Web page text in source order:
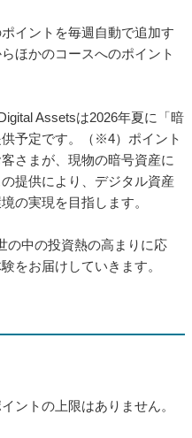
イントを毎週自動で追加す
ほかのコースへのポイント
Assetsは2026年夏に「暗
予定です。（※4）ポイント
さまが、現物の暗号資産に
提供により、デジタル資産
の実現を目指します。
の中の投資熱の高まりに応
をお届けしていきます。
ントの上限はありません。